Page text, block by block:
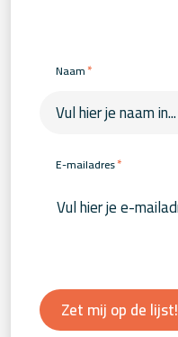
Naam*
E-mailadres*
Zet mij op de lijst!